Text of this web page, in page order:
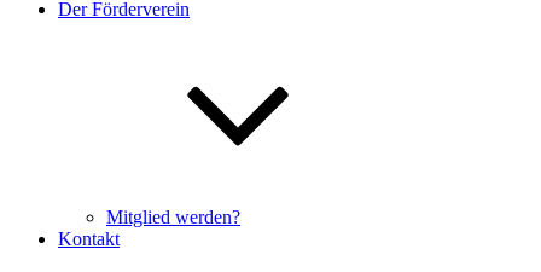
Der Förderverein
Mitglied werden?
Kontakt